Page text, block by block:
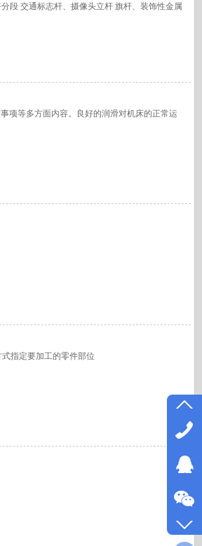
段 交通标志杆、摄像头立杆 旗杆、装饰性金属
项等多方面内容。良好的润滑对机床的正常运
指定要加工的零件部位